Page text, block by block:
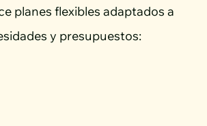
planes flexibles adaptados a
y presupuestos: